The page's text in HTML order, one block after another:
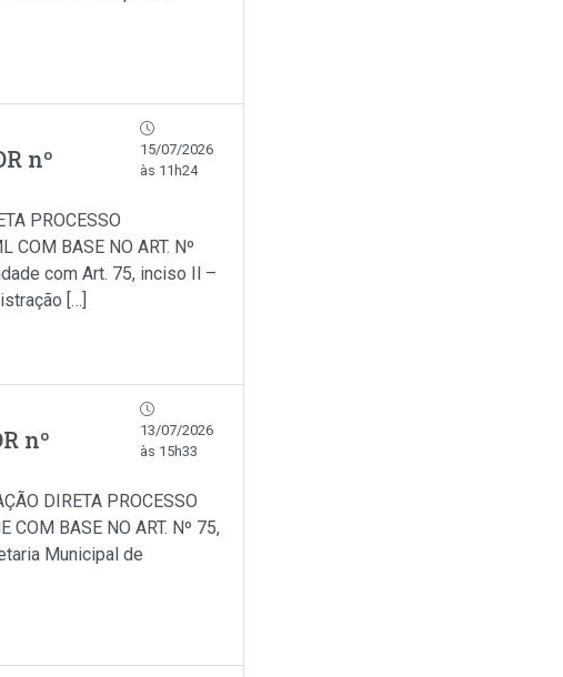
nº
15/07/2026
às 11h24
PROCESSO
BASE NO ART. Nº
com Art. 75, inciso Il –
[…]
nº
13/07/2026
às 15h33
DIRETA PROCESSO
BASE NO ART. Nº 75,
Municipal de